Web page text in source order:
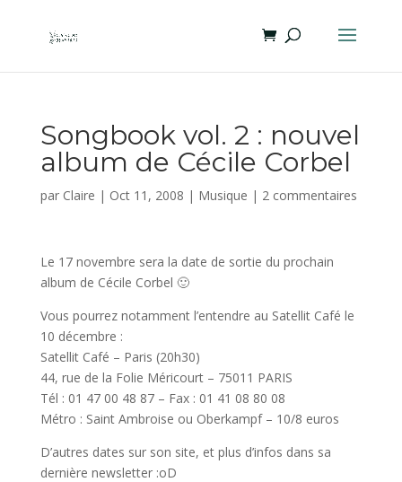
Songbook vol. 2 : nouvel
album de Cécile Corbel
par Claire | Oct 11, 2008 | Musique | 2 commentaires
Le 17 novembre sera la date de sortie du prochain
album de Cécile Corbel 🙂
Vous pourrez notamment l’entendre au Satellit Café le
10 décembre :
Satellit Café – Paris (20h30)
44, rue de la Folie Méricourt – 75011 PARIS
Tél : 01 47 00 48 87 – Fax : 01 41 08 80 08
Métro : Saint Ambroise ou Oberkampf – 10/8 euros
D’autres dates sur son site, et plus d’infos dans sa
dernière newsletter :oD